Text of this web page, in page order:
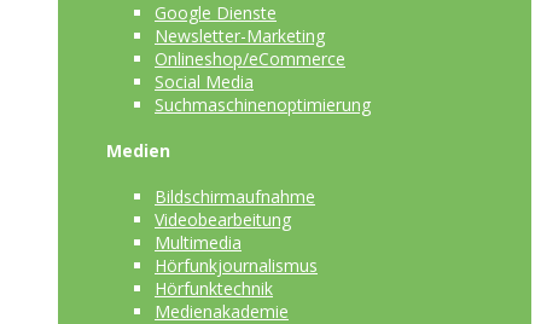
Google Dienste
Newsletter-Marketing
Onlineshop/eCommerce
Social Media
Suchmaschinenoptimierung
Medien
Bildschirmaufnahme
Videobearbeitung
Multimedia
Hörfunkjournalismus
Hörfunktechnik
Medienakademie